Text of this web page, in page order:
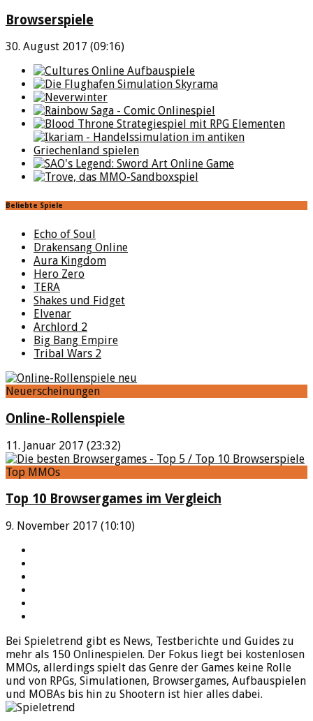
Browserspiele
30. August 2017 (09:16)
Beliebte Spiele
Echo of Soul
Drakensang Online
Aura Kingdom
Hero Zero
TERA
Shakes und Fidget
Elvenar
Archlord 2
Big Bang Empire
Tribal Wars 2
Neuerscheinungen
Online-Rollenspiele
11. Januar 2017 (23:32)
Top MMOs
Top 10 Browsergames im Vergleich
9. November 2017 (10:10)
Bei Spieletrend gibt es News, Testberichte und Guides zu
mehr als 150 Onlinespielen. Der Fokus liegt bei kostenlosen
MMOs, allerdings spielt das Genre der Games keine Rolle
und von RPGs, Simulationen, Browsergames, Aufbauspielen
und MOBAs bis hin zu Shootern ist hier alles dabei.